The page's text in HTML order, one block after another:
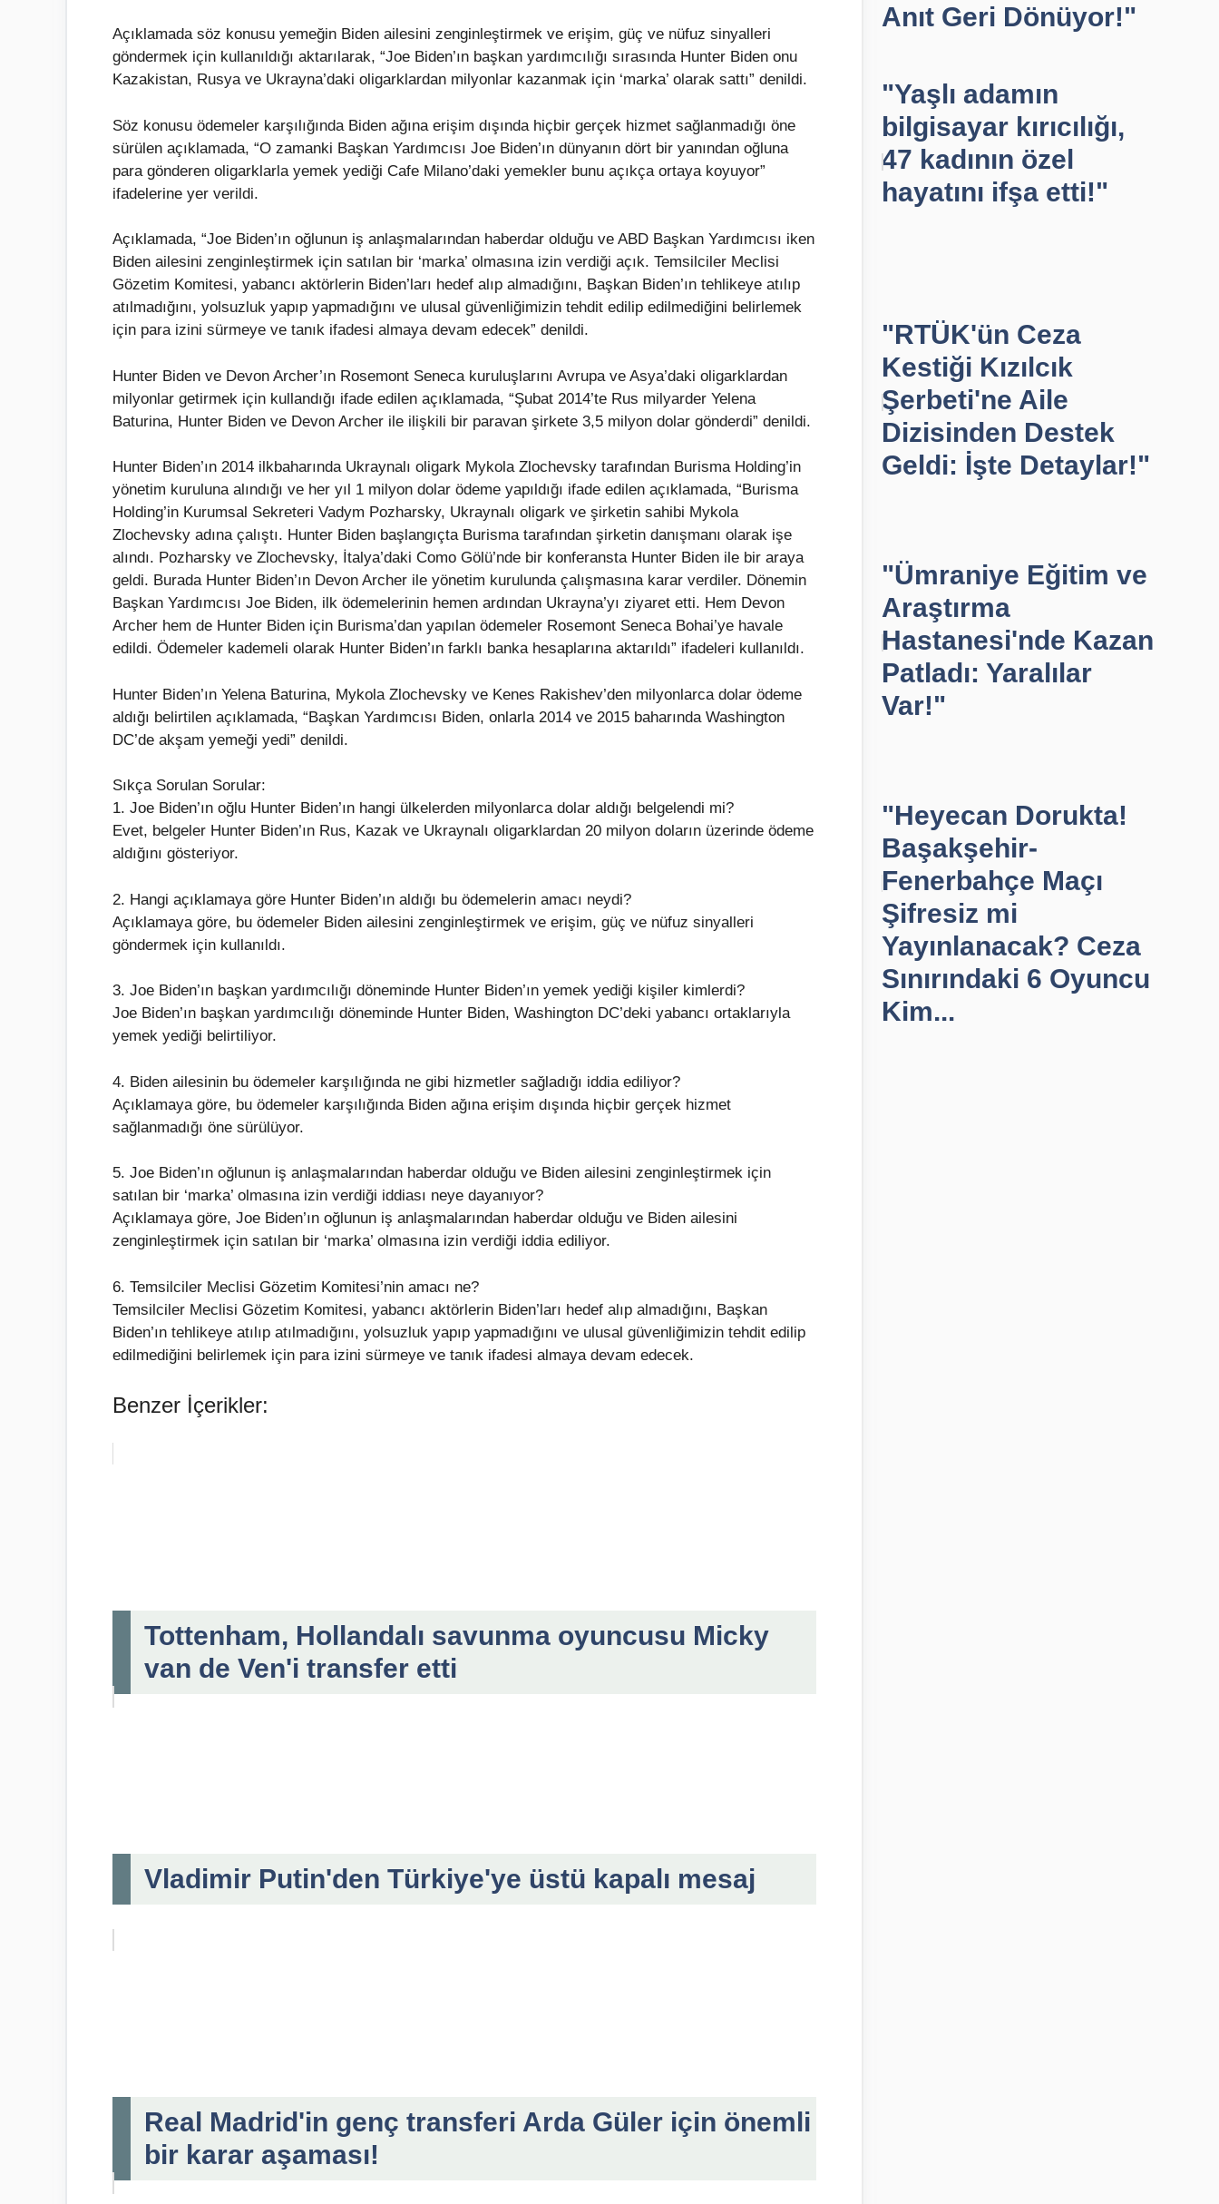
Açıklamada söz konusu yemeğin Biden ailesini zenginleştirmek ve erişim, güç ve nüfuz sinyalleri
göndermek için kullanıldığı aktarılarak, “Joe Biden’ın başkan yardımcılığı sırasında Hunter Biden onu
Kazakistan, Rusya ve Ukrayna’daki oligarklardan milyonlar kazanmak için ‘marka’ olarak sattı” denildi.
Söz konusu ödemeler karşılığında Biden ağına erişim dışında hiçbir gerçek hizmet sağlanmadığı öne
sürülen açıklamada, “O zamanki Başkan Yardımcısı Joe Biden’ın dünyanın dört bir yanından oğluna
para gönderen oligarklarla yemek yediği Cafe Milano’daki yemekler bunu açıkça ortaya koyuyor”
ifadelerine yer verildi.
Açıklamada, “Joe Biden’ın oğlunun iş anlaşmalarından haberdar olduğu ve ABD Başkan Yardımcısı iken
Biden ailesini zenginleştirmek için satılan bir ‘marka’ olmasına izin verdiği açık. Temsilciler Meclisi
Gözetim Komitesi, yabancı aktörlerin Biden’ları hedef alıp almadığını, Başkan Biden’ın tehlikeye atılıp
atılmadığını, yolsuzluk yapıp yapmadığını ve ulusal güvenliğimizin tehdit edilip edilmediğini belirlemek
için para izini sürmeye ve tanık ifadesi almaya devam edecek” denildi.
Hunter Biden ve Devon Archer’ın Rosemont Seneca kuruluşlarını Avrupa ve Asya’daki oligarklardan
milyonlar getirmek için kullandığı ifade edilen açıklamada, “Şubat 2014’te Rus milyarder Yelena
Baturina, Hunter Biden ve Devon Archer ile ilişkili bir paravan şirkete 3,5 milyon dolar gönderdi” denildi.
Hunter Biden’ın 2014 ilkbaharında Ukraynalı oligark Mykola Zlochevsky tarafından Burisma Holding’in
yönetim kuruluna alındığı ve her yıl 1 milyon dolar ödeme yapıldığı ifade edilen açıklamada, “Burisma
Holding’in Kurumsal Sekreteri Vadym Pozharsky, Ukraynalı oligark ve şirketin sahibi Mykola
Zlochevsky adına çalıştı. Hunter Biden başlangıçta Burisma tarafından şirketin danışmanı olarak işe
alındı. Pozharsky ve Zlochevsky, İtalya’daki Como Gölü’nde bir konferansta Hunter Biden ile bir araya
geldi. Burada Hunter Biden’ın Devon Archer ile yönetim kurulunda çalışmasına karar verdiler. Dönemin
Başkan Yardımcısı Joe Biden, ilk ödemelerinin hemen ardından Ukrayna’yı ziyaret etti. Hem Devon
Archer hem de Hunter Biden için Burisma’dan yapılan ödemeler Rosemont Seneca Bohai’ye havale
edildi. Ödemeler kademeli olarak Hunter Biden’ın farklı banka hesaplarına aktarıldı” ifadeleri kullanıldı.
Hunter Biden’ın Yelena Baturina, Mykola Zlochevsky ve Kenes Rakishev’den milyonlarca dolar ödeme
aldığı belirtilen açıklamada, “Başkan Yardımcısı Biden, onlarla 2014 ve 2015 baharında Washington
DC’de akşam yemeği yedi” denildi.
Sıkça Sorulan Sorular:
1. Joe Biden’ın oğlu Hunter Biden’ın hangi ülkelerden milyonlarca dolar aldığı belgelendi mi?
Evet, belgeler Hunter Biden’ın Rus, Kazak ve Ukraynalı oligarklardan 20 milyon doların üzerinde ödeme
aldığını gösteriyor.
2. Hangi açıklamaya göre Hunter Biden’ın aldığı bu ödemelerin amacı neydi?
Açıklamaya göre, bu ödemeler Biden ailesini zenginleştirmek ve erişim, güç ve nüfuz sinyalleri
göndermek için kullanıldı.
3. Joe Biden’ın başkan yardımcılığı döneminde Hunter Biden’ın yemek yediği kişiler kimlerdi?
Joe Biden’ın başkan yardımcılığı döneminde Hunter Biden, Washington DC’deki yabancı ortaklarıyla
yemek yediği belirtiliyor.
4. Biden ailesinin bu ödemeler karşılığında ne gibi hizmetler sağladığı iddia ediliyor?
Açıklamaya göre, bu ödemeler karşılığında Biden ağına erişim dışında hiçbir gerçek hizmet
sağlanmadığı öne sürülüyor.
5. Joe Biden’ın oğlunun iş anlaşmalarından haberdar olduğu ve Biden ailesini zenginleştirmek için
satılan bir ‘marka’ olmasına izin verdiği iddiası neye dayanıyor?
Açıklamaya göre, Joe Biden’ın oğlunun iş anlaşmalarından haberdar olduğu ve Biden ailesini
zenginleştirmek için satılan bir ‘marka’ olmasına izin verdiği iddia ediliyor.
6. Temsilciler Meclisi Gözetim Komitesi’nin amacı ne?
Temsilciler Meclisi Gözetim Komitesi, yabancı aktörlerin Biden’ları hedef alıp almadığını, Başkan
Biden’ın tehlikeye atılıp atılmadığını, yolsuzluk yapıp yapmadığını ve ulusal güvenliğimizin tehdit edilip
edilmediğini belirlemek için para izini sürmeye ve tanık ifadesi almaya devam edecek.
Benzer İçerikler:
Tottenham, Hollandalı savunma oyuncusu Micky
van de Ven'i transfer etti
Vladimir Putin'den Türkiye'ye üstü kapalı mesaj
Real Madrid'in genç transferi Arda Güler için önemli
bir karar aşaması!
Anıt Geri Dönüyor!"
"Yaşlı adamın
bilgisayar kırıcılığı,
47 kadının özel
hayatını ifşa etti!"
"RTÜK'ün Ceza
Kestiği Kızılcık
Şerbeti'ne Aile
Dizisinden Destek
Geldi: İşte Detaylar!"
"Ümraniye Eğitim ve
Araştırma
Hastanesi'nde Kazan
Patladı: Yaralılar
Var!"
"Heyecan Dorukta!
Başakşehir-
Fenerbahçe Maçı
Şifresiz mi
Yayınlanacak? Ceza
Sınırındaki 6 Oyuncu
Kim...